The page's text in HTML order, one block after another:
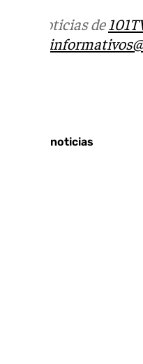
Más noticias de
Últimas noticias